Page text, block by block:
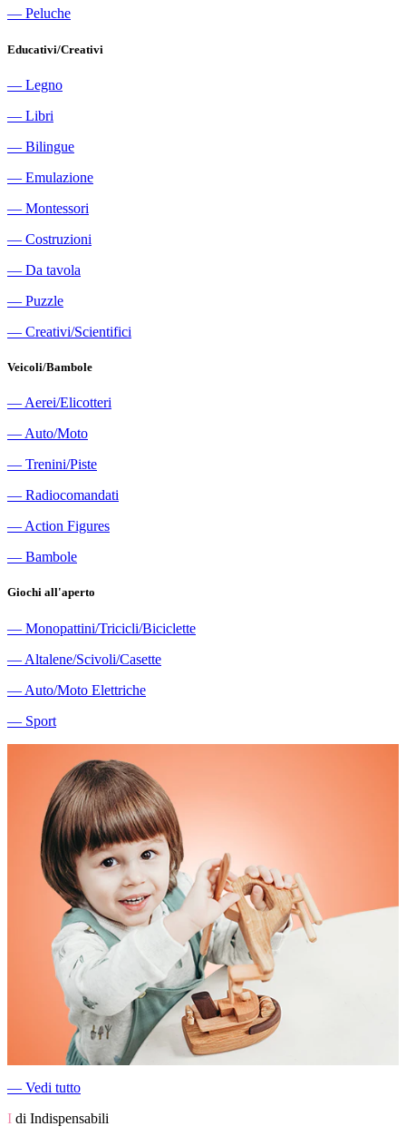
― Peluche
Educativi/Creativi
― Legno
― Libri
― Bilingue
― Emulazione
― Montessori
― Costruzioni
― Da tavola
― Puzzle
― Creativi/Scientifici
Veicoli/Bambole
― Aerei/Elicotteri
― Auto/Moto
― Trenini/Piste
― Radiocomandati
― Action Figures
― Bambole
Giochi all'aperto
― Monopattini/Tricicli/Biciclette
― Altalene/Scivoli/Casette
― Auto/Moto Elettriche
― Sport
― Vedi tutto
I di Indispensabili